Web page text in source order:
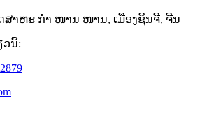
ສາຫະ ກຳ ໜານ ໜານ, ເມືອງຊິນຈີ, ຈີນ
ວນີ້: